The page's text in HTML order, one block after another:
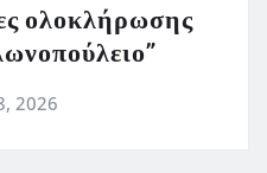
ολοκλήρωσης
2026